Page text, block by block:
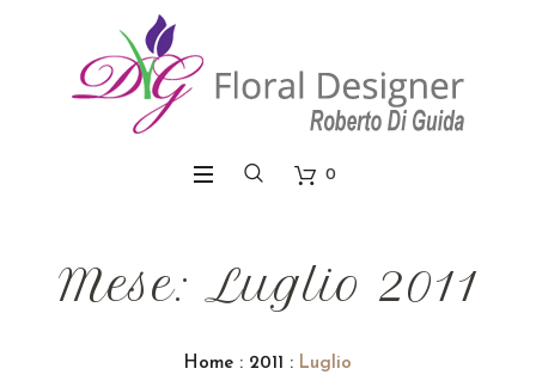
0
Mese: Luglio 2011
Home : 2011 : Luglio